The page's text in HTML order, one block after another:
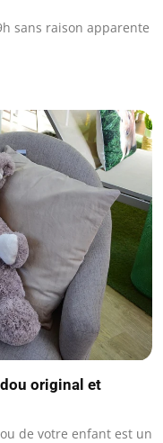
sans raison apparente
original et
de votre enfant est un